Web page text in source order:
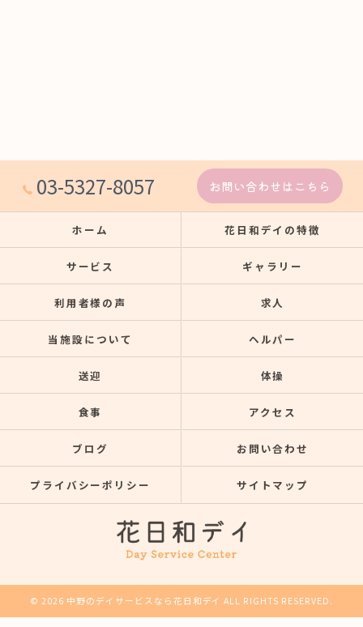
03-5327-8057 お問い合わせはこちら
ホーム 花日和デイの特徴
サービス ギャラリー
利用者様の声 求人
当施設について ヘルパー
送迎 体操
食事 アクセス
ブログ お問い合わせ
プライバシーポリシー サイトマップ
© 2026 中野のデイサービスなら花日和デイ ALL RIGHTS RESERVED.